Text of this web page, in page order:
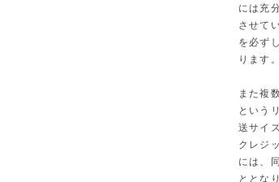
には充
させて
を必ず
ります。
また複
という
送サイ
クレジ
には、
ととな